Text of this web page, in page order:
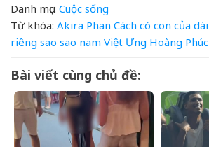
Danh mục: Cuộc sống
Từ khóa: Akira Phan Cách có con của dài
riêng sao sao nam Việt Ưng Hoàng Phúc
Bài viết cùng chủ đề: